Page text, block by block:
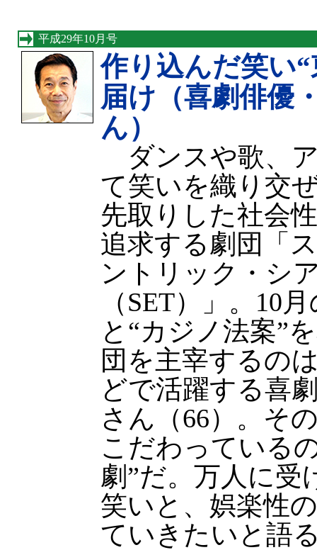
平成29年10月号
作り込んだ笑い
届け（喜劇俳優
ん）
ダンスや歌、
て笑いを織り交
先取りした社会
追求する劇団「
ントリック・シ
（SET）」。10
と“カジノ法案”
団を主宰するの
どで活躍する喜
さん（66）。そ
こだわっている
劇”だ。万人に受
笑いと、娯楽性
ていきたいと語